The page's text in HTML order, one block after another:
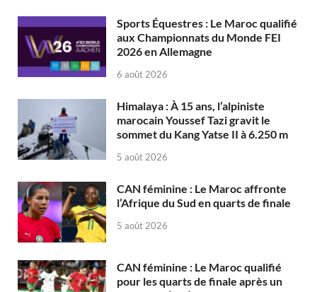
Sports Équestres : Le Maroc qualifié
aux Championnats du Monde FEI
2026 en Allemagne
6 août 2026
Himalaya : À 15 ans, l’alpiniste
marocain Youssef Tazi gravit le
sommet du Kang Yatse II à 6.250 m
5 août 2026
CAN féminine : Le Maroc affronte
l’Afrique du Sud en quarts de finale
5 août 2026
CAN féminine : Le Maroc qualifié
pour les quarts de finale après un